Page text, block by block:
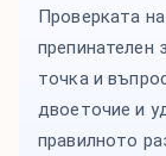
Проверката
препинателен
точка и
двоеточие и
правилното